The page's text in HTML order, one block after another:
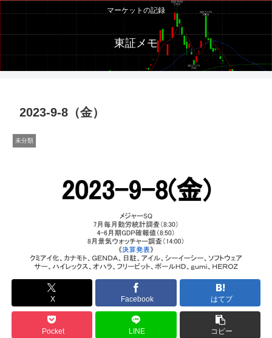
マーケットの記録
東証メモ
2023-9-8（金）
未分類
X Facebook はてブ
Pocket LINE コピー